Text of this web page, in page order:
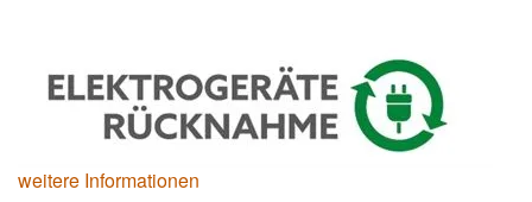
weitere Informationen